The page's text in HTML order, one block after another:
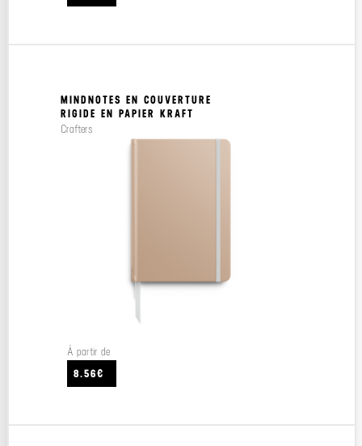
MINDNOTES EN COUVERTURE
RIGIDE EN PAPIER KRAFT
Crafters
À partir de
8.56€